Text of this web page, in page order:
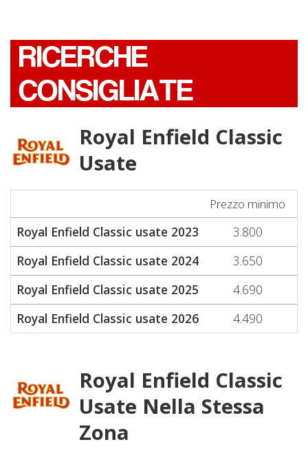
RICERCHE
CONSIGLIATE
Royal Enfield Classic
Usate
Prezzo minimo
Royal Enfield Classic usate 2023
3.800
Royal Enfield Classic usate 2024
3.650
Royal Enfield Classic usate 2025
4.690
Royal Enfield Classic usate 2026
4.490
Royal Enfield Classic
Usate Nella Stessa
Zona